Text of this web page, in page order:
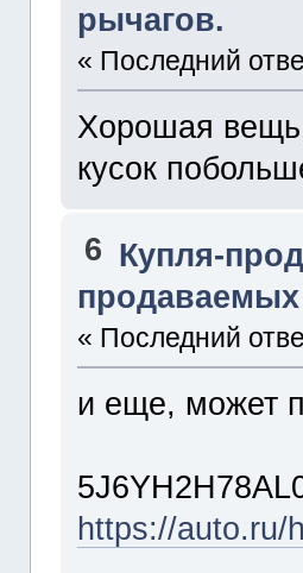
рычагов.
« Последний
Хорошая
кусок
6 Купля-
« Последний
и еще, может
https://auto.ru/